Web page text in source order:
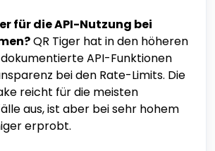
für die API-Nutzung bei
QR Tiger hat in den höheren
API-Funktionen
bei den Rate-Limits. Die
reicht für die meisten
aus, ist aber bei sehr hohem
erprobt.